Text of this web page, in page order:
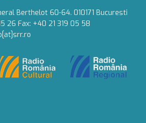
Berthelot 60-64. 010171 Bucuresti
26 Fax: +40 21 319 05 58